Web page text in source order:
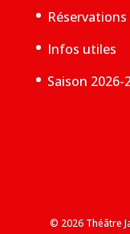
Réservations
Infos utiles
Saison 2026-
© 2026 Théâtre